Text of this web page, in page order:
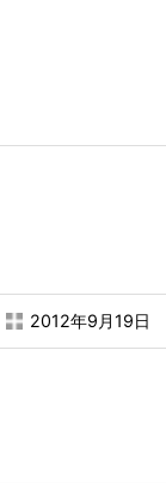
2012年9月19日